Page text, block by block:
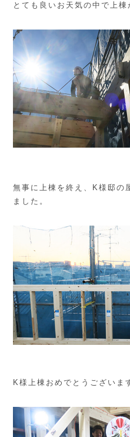
とても良いお天気の中で上棟
無事に上棟を終え、K様邸の
ました。
K様上棟おめでとうございま